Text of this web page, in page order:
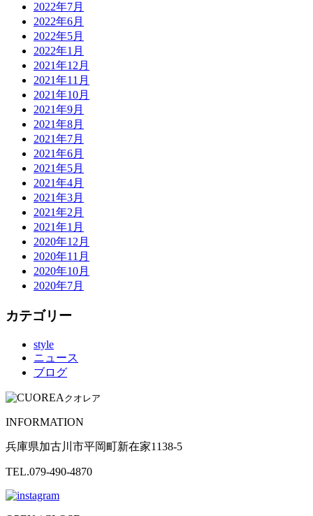
2022年7月
2022年6月
2022年5月
2022年1月
2021年12月
2021年11月
2021年10月
2021年9月
2021年8月
2021年7月
2021年6月
2021年5月
2021年4月
2021年3月
2021年2月
2021年1月
2020年12月
2020年11月
2020年10月
2020年7月
カテゴリー
style
ニュース
ブログ
クオレア
INFORMATION
兵庫県加古川市平岡町新在家1138-5
TEL.079-490-4870